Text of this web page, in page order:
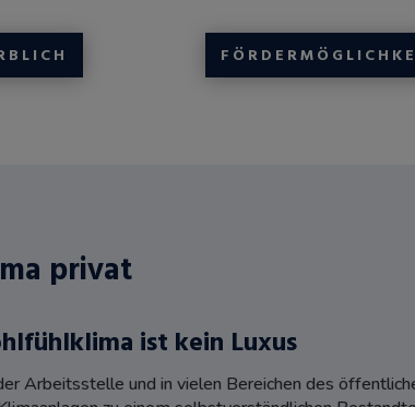
privat
ist kein Luxus
Arbeitsstelle und in vielen Bereichen des